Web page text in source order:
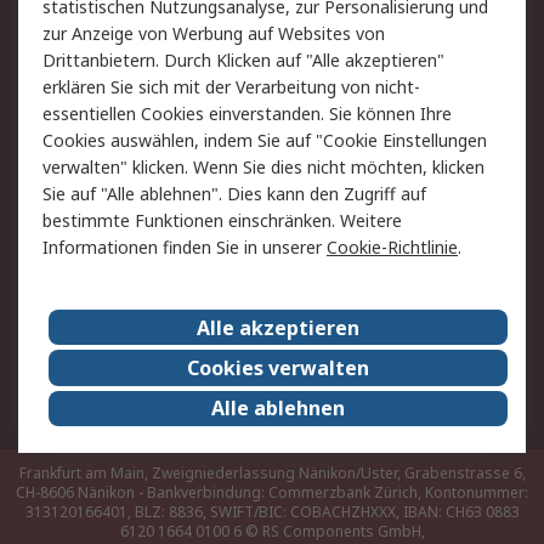
Hilfe
Rechtliches
AGB
Datenschutz
Cookie-Richtlinie
Zahlungsbedingungen
Copyright/Impressum
Über RS
Karriere bei RS
Nachhaltigkeit
Qualität/Umwelt/ZertifikatePresse-Center
Event-Center
Frankfurt am Main, Zweigniederlassung Nänikon/Uster, Grabenstrasse 6,
CH-8606 Nänikon - Bankverbindung: Commerzbank Zürich, Kontonummer:
313120166401, BLZ: 8836, SWIFT/BIC: COBACHZHXXX, IBAN: CH63 0883
6120 1664 0100 6 © RS Components GmbH,
statistischen Nutzungsanalyse, zur Personalisierung und
zur Anzeige von Werbung auf Websites von
Drittanbietern. Durch Klicken auf "Alle akzeptieren"
erklären Sie sich mit der Verarbeitung von nicht-
essentiellen Cookies einverstanden. Sie können Ihre
Cookies auswählen, indem Sie auf "Cookie Einstellungen
verwalten" klicken. Wenn Sie dies nicht möchten, klicken
Sie auf "Alle ablehnen". Dies kann den Zugriff auf
bestimmte Funktionen einschränken. Weitere
Informationen finden Sie in unsererCookie-Richtlinie.
Alle akzeptieren
Cookies verwalten
Alle ablehnen